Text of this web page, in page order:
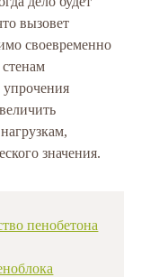
вызовет
своевременно
упрочения
значения.
пенобетона